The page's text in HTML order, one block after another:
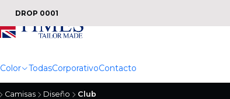
Color TodasCorporativoContacto
DROP 0001
Camisas Diseño Club